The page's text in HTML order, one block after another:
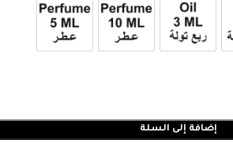
3ml زيت ربع تولة عطر 10ml عطر 5ml
إضافة إلى السلة